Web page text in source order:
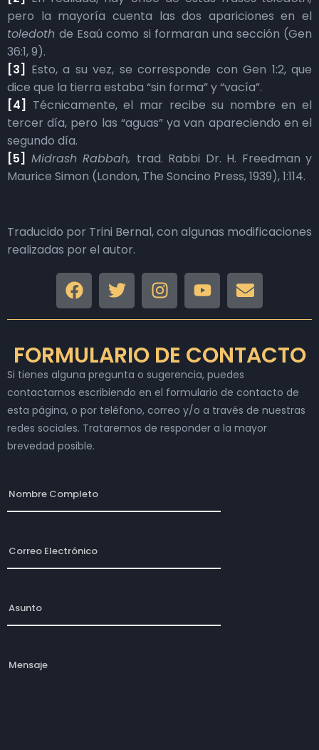
pero la mayoría cuenta las dos apariciones en el
toledothde Esaú como si formaran una sección (Gen
36:1, 9).
[3] Esto, a su vez, se corresponde con Gen 1:2, que
dice que la tierra estaba “sin forma” y “vacía”.
[4]
Técnicamente, el mar recibe su nombre en el
tercer día, pero las “aguas” ya van apareciendo en el
segundo día.
[5] Midrash Rabbah, trad. Rabbi Dr. H. Freedman y
Maurice Simon (London, The Soncino Press, 1939), 1:114.
Traducido por Trini Bernal, con algunas modificaciones
realizadas por el autor.
FORMULARIO DE CONTACTO
Si tienes alguna pregunta o sugerencia, puedes
contactarnos escribiendo en el formulario de contacto de
esta página, o por teléfono, correo y/o a través de nuestras
redes sociales. Trataremos de responder a la mayor
brevedad posible.